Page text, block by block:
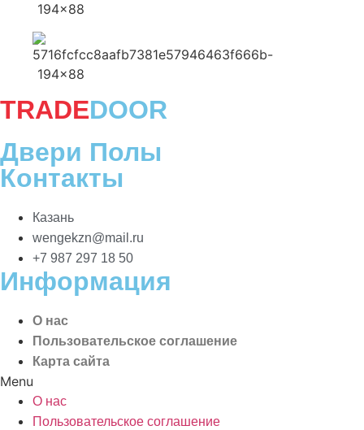
TRADEDOOR
Двери Полы
Контакты
Казань
wengekzn@mail.ru
+7 987 297 18 50
Информация
О нас
Пользовательское соглашение
Карта сайта
Menu
О нас
Пользовательское соглашение